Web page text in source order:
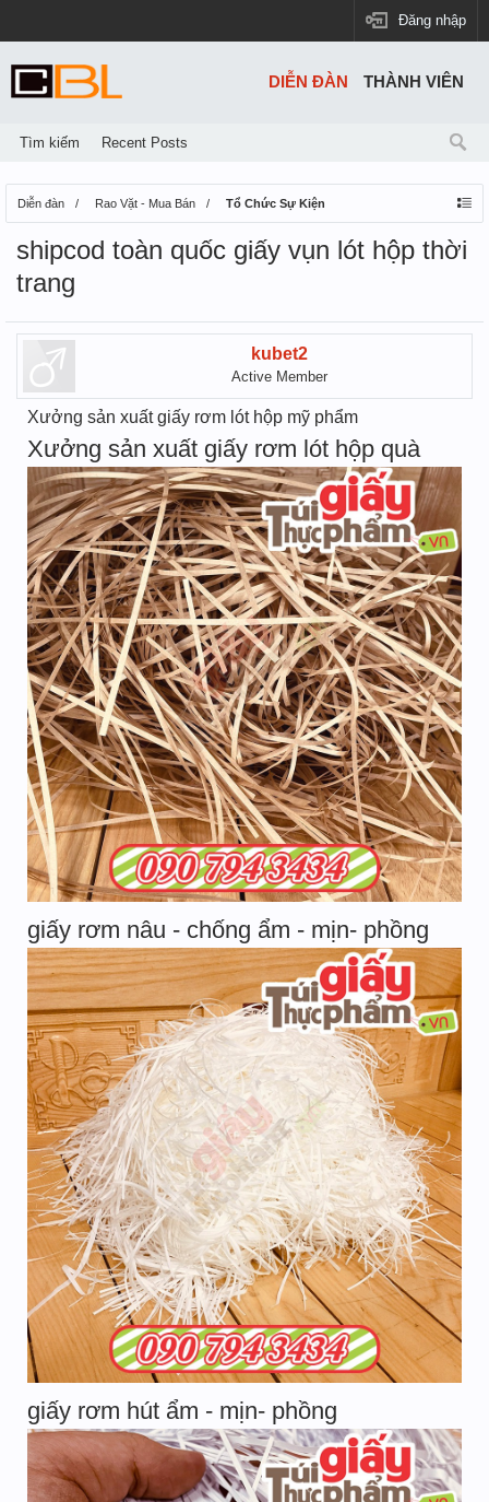
Đăng nhập
Diễn đàn Rao Vặt - Mua Bán Tổ Chức Sự Kiện
shipcod toàn quốc giấy vụn lót hộp thời
trang
kubet2
Active Member
Xưởng sản xuất giấy rơm lót hộp mỹ phẩm
Xưởng sản xuất giấy rơm lót hộp quà
giấy rơm nâu - chống ẩm - mịn- phồng
giấy rơm hút ẩm - mịn- phồng
DIỄN ĐÀN
Tìm kiếm Recent Posts
THÀNH VIÊN